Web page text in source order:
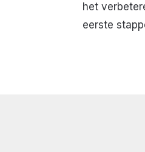
het
eerste